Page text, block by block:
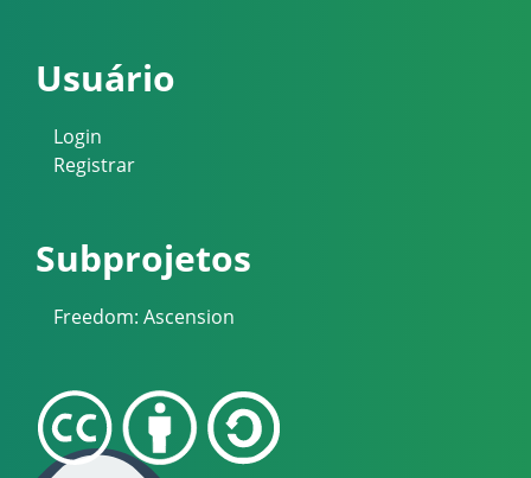
Usuário
Login
Registrar
Subprojetos
Freedom: Ascension